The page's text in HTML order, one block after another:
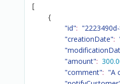
[
{
"id":
"creationDate":
"amount":
"comment": "A